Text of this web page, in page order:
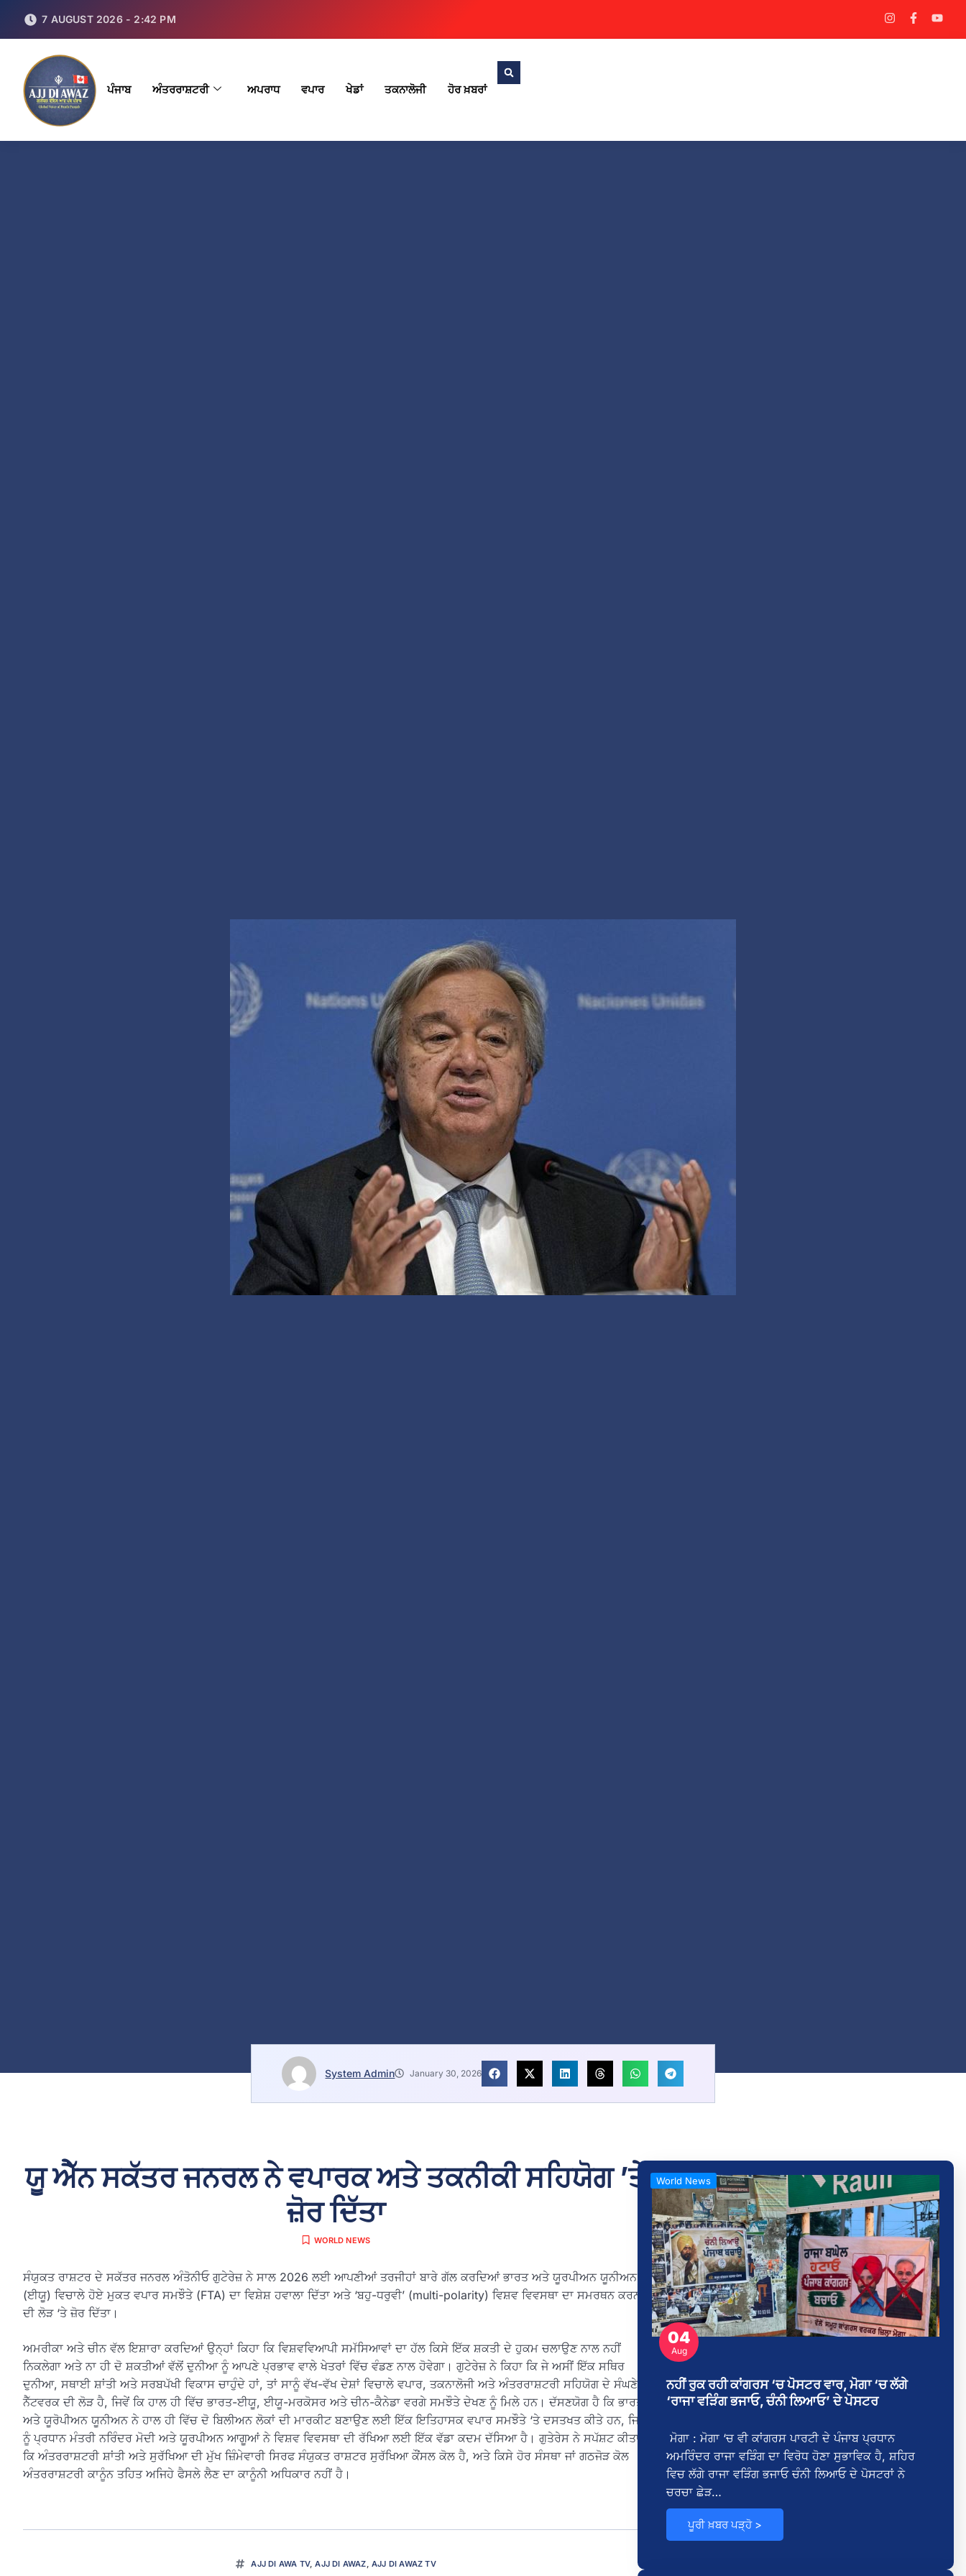
7 AUGUST 2026 - 2:42 PM
ਪੰਜਾਬ ਅੰਤਰਰਾਸ਼ਟਰੀ ਅਪਰਾਧ ਵਪਾਰ ਖੇਡਾਂ ਤਕਨਾਲੋਜੀ ਹੋਰ ਖ਼ਬਰਾਂ
System Admin January 30, 2026
ਯੂ ਐੱਨ ਸਕੱਤਰ ਜਨਰਲ ਨੇ ਵਪਾਰਕ ਅਤੇ ਤਕਨੀਕੀ ਸਹਿਯੋਗ ’ਤੇ
ਜ਼ੋਰ ਦਿੱਤਾ
WORLD NEWS
ਸੰਯੁਕਤ ਰਾਸ਼ਟਰ ਦੇ ਸਕੱਤਰ ਜਨਰਲ ਅੰਤੋਨੀਓ ਗੁਟੇਰੇਜ਼ ਨੇ ਸਾਲ 2026 ਲਈ ਆਪਣੀਆਂ ਤਰਜੀਹਾਂ ਬਾਰੇ ਗੱਲ ਕਰਦਿਆਂ ਭਾਰਤ ਅਤੇ ਯੂਰਪੀਅਨ ਯੂਨੀਅਨ
(ਈਯੂ) ਵਿਚਾਲੇ ਹੋਏ ਮੁਕਤ ਵਪਾਰ ਸਮਝੌਤੇ (FTA) ਦਾ ਵਿਸ਼ੇਸ਼ ਹਵਾਲਾ ਦਿੱਤਾ ਅਤੇ ‘ਬਹੁ-ਧਰੁਵੀ’ (multi-polarity) ਵਿਸ਼ਵ ਵਿਵਸਥਾ ਦਾ ਸਮਰਥਨ ਕਰਨ
ਦੀ ਲੋੜ ‘ਤੇ ਜ਼ੋਰ ਦਿੱਤਾ।
ਅਮਰੀਕਾ ਅਤੇ ਚੀਨ ਵੱਲ ਇਸ਼ਾਰਾ ਕਰਦਿਆਂ ਉਨ੍ਹਾਂ ਕਿਹਾ ਕਿ ਵਿਸ਼ਵਵਿਆਪੀ ਸਮੱਸਿਆਵਾਂ ਦਾ ਹੱਲ ਕਿਸੇ ਇੱਕ ਸ਼ਕਤੀ ਦੇ ਹੁਕਮ ਚਲਾਉਣ ਨਾਲ ਨਹੀਂ
ਨਿਕਲੇਗਾ ਅਤੇ ਨਾ ਹੀ ਦੋ ਸ਼ਕਤੀਆਂ ਵੱਲੋਂ ਦੁਨੀਆ ਨੂੰ ਆਪਣੇ ਪ੍ਰਭਾਵ ਵਾਲੇ ਖੇਤਰਾਂ ਵਿੱਚ ਵੰਡਣ ਨਾਲ ਹੋਵੇਗਾ। ਗੁਟੇਰੇਜ਼ ਨੇ ਕਿਹਾ ਕਿ ਜੇ ਅਸੀਂ ਇੱਕ ਸਥਿਰ
ਦੁਨੀਆ, ਸਥਾਈ ਸ਼ਾਂਤੀ ਅਤੇ ਸਰਬਪੱਖੀ ਵਿਕਾਸ ਚਾਹੁੰਦੇ ਹਾਂ, ਤਾਂ ਸਾਨੂੰ ਵੱਖ-ਵੱਖ ਦੇਸ਼ਾਂ ਵਿਚਾਲੇ ਵਪਾਰ, ਤਕਨਾਲੋਜੀ ਅਤੇ ਅੰਤਰਰਾਸ਼ਟਰੀ ਸਹਿਯੋਗ ਦੇ ਸੰਘਣੇ
ਨੈੱਟਵਰਕ ਦੀ ਲੋੜ ਹੈ, ਜਿਵੇਂ ਕਿ ਹਾਲ ਹੀ ਵਿੱਚ ਭਾਰਤ-ਈਯੂ, ਈਯੂ-ਮਰਕੋਸਰ ਅਤੇ ਚੀਨ-ਕੈਨੇਡਾ ਵਰਗੇ ਸਮਝੌਤੇ ਦੇਖਣ ਨੂੰ ਮਿਲੇ ਹਨ। ਦੱਸਣਯੋਗ ਹੈ ਕਿ ਭਾਰਤ
ਅਤੇ ਯੂਰੋਪੀਅਨ ਯੂਨੀਅਨ ਨੇ ਹਾਲ ਹੀ ਵਿੱਚ ਦੋ ਬਿਲੀਅਨ ਲੋਕਾਂ ਦੀ ਮਾਰਕੀਟ ਬਣਾਉਣ ਲਈ ਇੱਕ ਇਤਿਹਾਸਕ ਵਪਾਰ ਸਮਝੌਤੇ ‘ਤੇ ਦਸਤਖਤ ਕੀਤੇ ਹਨ, ਜਿਸ
ਨੂੰ ਪ੍ਰਧਾਨ ਮੰਤਰੀ ਨਰਿੰਦਰ ਮੋਦੀ ਅਤੇ ਯੂਰਪੀਅਨ ਆਗੂਆਂ ਨੇ ਵਿਸ਼ਵ ਵਿਵਸਥਾ ਦੀ ਰੱਖਿਆ ਲਈ ਇੱਕ ਵੱਡਾ ਕਦਮ ਦੱਸਿਆ ਹੈ। ਗੁਤੇਰੇਸ ਨੇ ਸਪੱਸ਼ਟ ਕੀਤਾ
ਕਿ ਅੰਤਰਰਾਸ਼ਟਰੀ ਸ਼ਾਂਤੀ ਅਤੇ ਸੁਰੱਖਿਆ ਦੀ ਮੁੱਖ ਜ਼ਿੰਮੇਵਾਰੀ ਸਿਰਫ ਸੰਯੁਕਤ ਰਾਸ਼ਟਰ ਸੁਰੱਖਿਆ ਕੌਂਸਲ ਕੋਲ ਹੈ, ਅਤੇ ਕਿਸੇ ਹੋਰ ਸੰਸਥਾ ਜਾਂ ਗਠਜੋੜ ਕੋਲ
ਅੰਤਰਰਾਸ਼ਟਰੀ ਕਾਨੂੰਨ ਤਹਿਤ ਅਜਿਹੇ ਫੈਸਲੇ ਲੈਣ ਦਾ ਕਾਨੂੰਨੀ ਅਧਿਕਾਰ ਨਹੀਂ ਹੈ।
AJJ DI AWA TV,AJJ DI AWAZ,AJJ DI AWAZ TV
04
Aug
World News
ਨਹੀਂ ਰੁਕ ਰਹੀ ਕਾਂਗਰਸ ‘ਚ ਪੋਸਟਰ ਵਾਰ, ਮੋਗਾ ‘ਚ ਲੱਗੇ
‘ਰਾਜਾ ਵੜਿੰਗ ਭਜਾਓ, ਚੰਨੀ ਲਿਆਓ’ ਦੇ ਪੋਸਟਰ
ਮੋਗਾ : ਮੋਗਾ ‘ਚ ਵੀ ਕਾਂਗਰਸ ਪਾਰਟੀ ਦੇ ਪੰਜਾਬ ਪ੍ਰਧਾਨ
ਅਮਰਿੰਦਰ ਰਾਜਾ ਵੜਿੰਗ ਦਾ ਵਿਰੋਧ ਹੋਣਾ ਸੁਭਾਵਿਕ ਹੈ, ਸ਼ਹਿਰ
ਵਿਚ ਲੱਗੇ ਰਾਜਾ ਵੜਿੰਗ ਭਜਾਓ ਚੰਨੀ ਲਿਆਓ ਦੇ ਪੋਸਟਰਾਂ ਨੇ
ਚਰਚਾ ਛੇੜ…
ਪੂਰੀ ਖ਼ਬਰ ਪੜ੍ਹੋ >